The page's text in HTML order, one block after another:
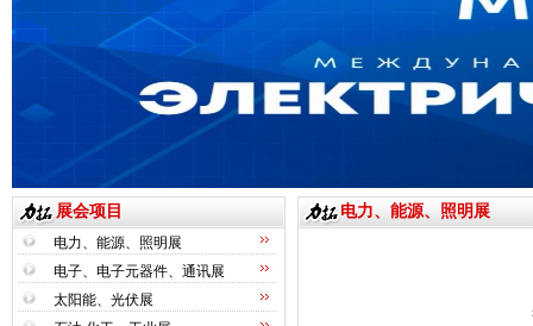
展会项目
电力、能源、照明展
电子、电子元器件、通讯展
太阳能、光伏展
电力、能源、照明展